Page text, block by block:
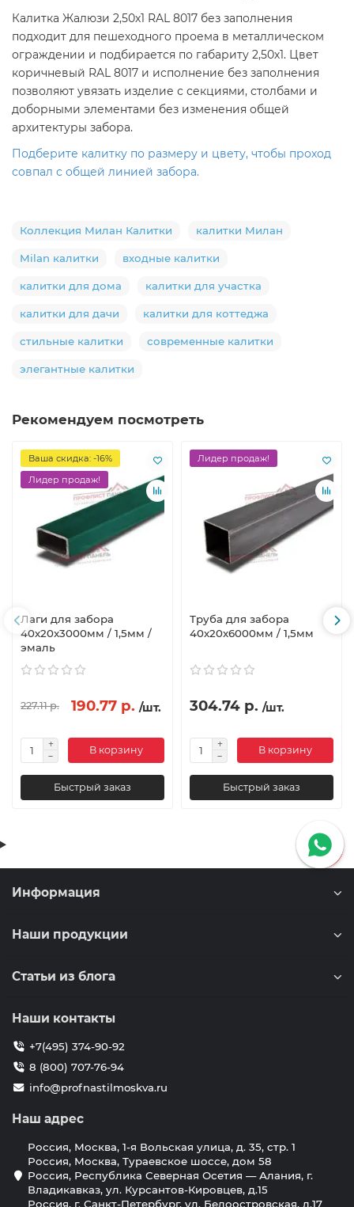
Калитка Жалюзи 2,50х1 RAL 8017 без заполнения
подходит для пешеходного проема в металлическом
ограждении и подбирается по габариту 2,50х1. Цвет
коричневый RAL 8017 и исполнение без заполнения
позволяют увязать изделие с секциями, столбами и
доборными элементами без изменения общей
архитектуры забора.
Подберите калитку по размеру и цвету, чтобы проход
совпал с общей линией забора.
Коллекция Милан Калитки калитки Милан
Milan калитки входные калитки
калитки для дома калитки для участка
калитки для дачи калитки для коттеджа
стильные калитки современные калитки
элегантные калитки
Рекомендуем посмотреть
Ваша скидка: -16%
Лидер продаж!
Лаги для забора
40х20x3000мм / 1,5мм /
эмаль
227.11 р. 190.77 р. /шт.
В корзину
Быстрый заказ
Лидер продаж!
Труба для забора
40х20x6000мм / 1,5мм
304.74 р. /шт.
В корзину
Быстрый заказ
Информация
Наши продукции
Статьи из блога
Наши контакты
+7(495) 374-90-92
8 (800) 707-76-94
info@profnastilmoskva.ru
Наш адрес
Россия, Москва, 1-я Вольская улица, д. 35, стр. 1
Россия, Москва, Тураевское шоссе, дом 58
Россия, Республика Северная Осетия — Алания, г.
Владикавказ, ул. Курсантов-Кировцев, д.15
Россия, г. Санкт-Петербург, ул. Белоостровская, д.17